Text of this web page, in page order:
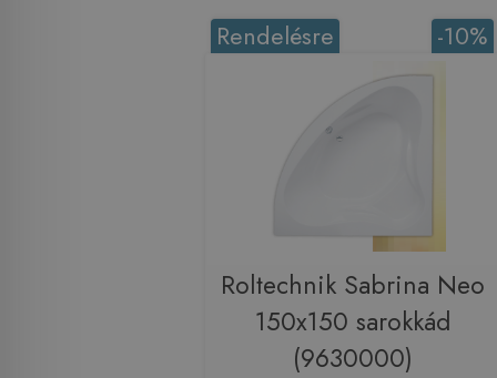
-10%
Rendelésre
Roltechnik Sabrina Neo
150x150 sarokkád
(9630000)